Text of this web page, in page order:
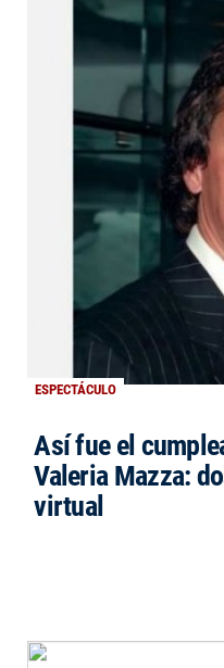
ESPECTÁCULO
Así fue el
Valeria Mazza:
virtual